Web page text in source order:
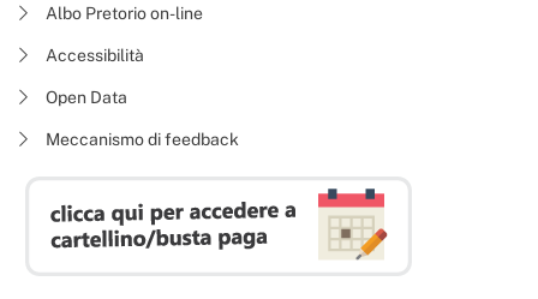
Albo Pretorio on-line
Accessibilità
Open Data
Meccanismo di feedback